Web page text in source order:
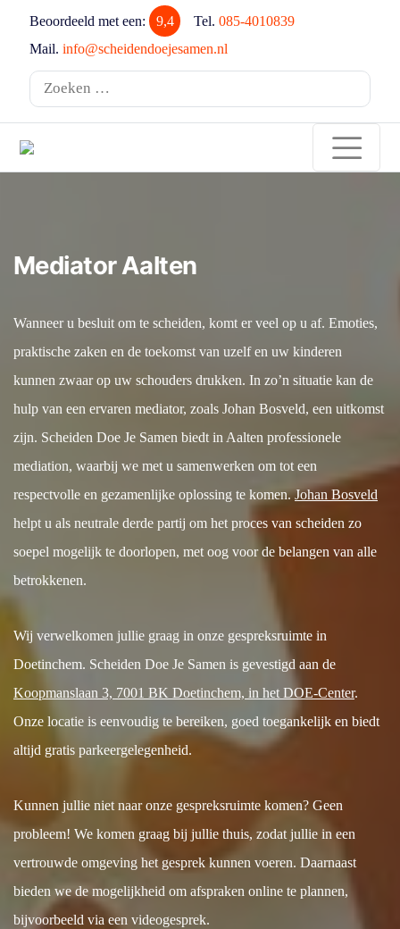
Beoordeeld met een: 9,4 Tel. 085-4010839
Mail. info@scheidendoejesamen.nl
Zoeken
naar:
Mediator Aalten
Wanneer u besluit om te scheiden, komt er veel op u af. Emoties,
praktische zaken en de toekomst van uzelf en uw kinderen
kunnen zwaar op uw schouders drukken. In zo’n situatie kan de
hulp van een ervaren mediator, zoals Johan Bosveld, een uitkomst
zijn. Scheiden Doe Je Samen biedt in Aalten professionele
mediation, waarbij we met u samenwerken om tot een
respectvolle en gezamenlijke oplossing te komen.Johan Bosveld
helpt u als neutrale derde partij om het proces van scheiden zo
soepel mogelijk te doorlopen, met oog voor de belangen van alle
betrokkenen.
Wij verwelkomen jullie graag in onze gespreksruimte in
Doetinchem. Scheiden Doe Je Samen is gevestigd aan de
Koopmanslaan 3, 7001 BK Doetinchem, in het DOE-Center.
Onze locatie is eenvoudig te bereiken, goed toegankelijk en biedt
altijd gratis parkeergelegenheid.
Kunnen jullie niet naar onze gespreksruimte komen? Geen
probleem! We komen graag bij jullie thuis, zodat jullie in een
vertrouwde omgeving het gesprek kunnen voeren. Daarnaast
bieden we de mogelijkheid om afspraken online te plannen,
bijvoorbeeld via een videogesprek.